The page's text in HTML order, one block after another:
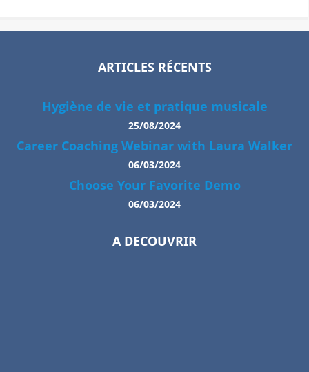
ARTICLES RÉCENTS
Hygiène de vie et pratique musicale
25/08/2024
Career Coaching Webinar with Laura Walker
06/03/2024
Choose Your Favorite Demo
06/03/2024
A DECOUVRIR